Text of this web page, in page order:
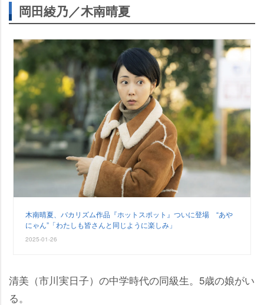
岡田綾乃／木南晴夏
木南晴夏、バカリズム作品『ホットスポット』ついに登場 “あ
にゃん”「わたしも皆さんと同じように楽しみ」
2025-01-26
清美（市川実日子）の中学時代の同級生。5歳の娘がい
る。